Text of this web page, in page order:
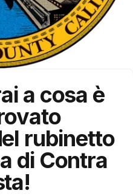
a cosa è
rubinetto
di Contra
!